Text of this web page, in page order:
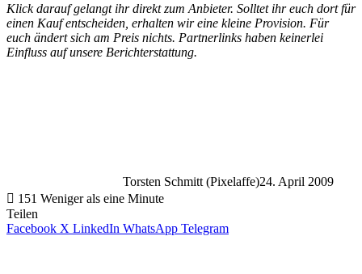
Klick darauf gelangt ihr direkt zum Anbieter. Solltet ihr euch dort für
einen Kauf entscheiden, erhalten wir eine kleine Provision. Für
euch ändert sich am Preis nichts. Partnerlinks haben keinerlei
Einfluss auf unsere Berichterstattung.
Torsten Schmitt (Pixelaffe)24. April 2009
151 Weniger als eine Minute
Teilen
Facebook X LinkedIn WhatsApp Telegram